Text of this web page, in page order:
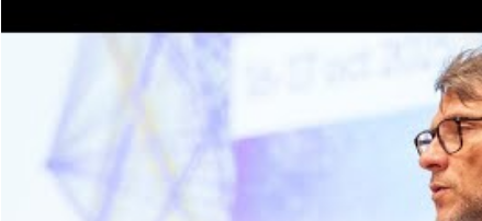
minimal.
This structure creates distance between decision-makers and operational
In public, leaders appear uninvolved. In private, command chains remain
After the bombing, French officials denied responsibility.
#DefenseMinister
carried out the attack.